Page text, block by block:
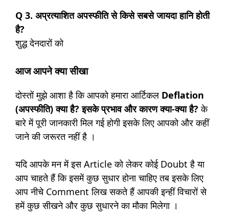
Q 3. अप्रत्याशित अपस्फीति से किसे सबसे जायदा हानि होती
है?
शुद्ध देनदारों को
आज आपने क्या सीखा
दोस्तों मुझे आशा है कि आपको हमारा आर्टिकल Deflation
(अपस्फीति) क्या है? इसके प्रभाव और कारण क्या-क्या है? के
बारे में पूरी जानकारी मिल गई होगी इसके लिए आपको और कहीं
जाने की जरूरत नहीं है ।
यदि आपके मन में इस Article को लेकर कोई Doubt है या
आप चाहते हैं कि इसमें कुछ सुधार होना चाहिए तब इसके लिए
आप नीचे Comment लिख सकते हैं आपकी इन्हीं विचारों से
हमें कुछ सीखने और कुछ सुधारने का मौका मिलेगा ।